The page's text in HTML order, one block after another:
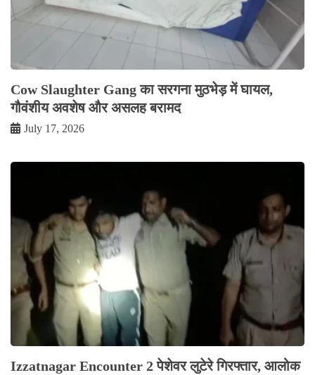
Cow Slaughter Gang का सरगना मुठभेड़ में घायल,
गौवंशीय अवशेष और असलह बरामद
July 17, 2026
Izzatnagar Encounter 2 पेशेवर लुटेरे गिरफ्तार, आलोक